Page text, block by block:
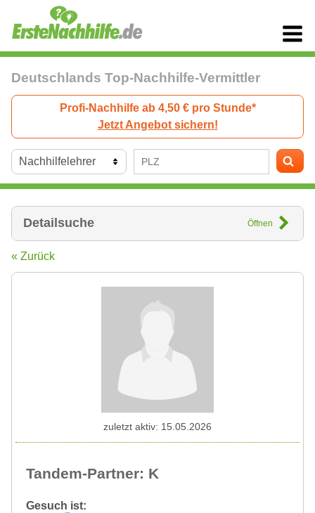
Deutschlands Top-Nachhilfe-Vermittler
Profi-Nachhilfe ab 4,50 € pro Stunde*
Jetzt Angebot sichern!
Detailsuche Öffnen
« Zurück
Tandem-Partner: K
Gesuch ist:
zuletzt aktiv: 15.05.2026